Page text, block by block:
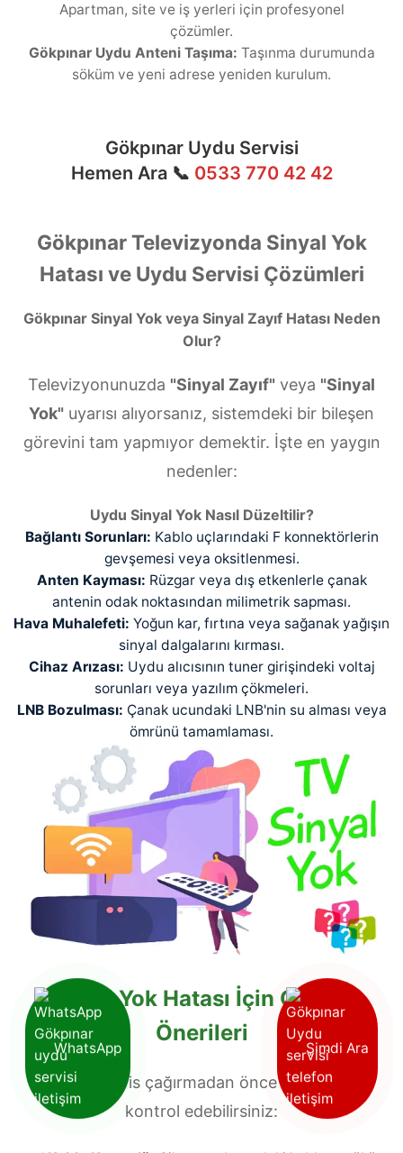
Apartman, site ve iş yerleri için profesyonel
çözümler.
Gökpınar Uydu Anteni Taşıma: Taşınma durumunda
söküm ve yeni adrese yeniden kurulum.
Gökpınar Uydu Servisi
Hemen Ara 📞 0533 770 42 42
Gökpınar Televizyonda Sinyal Yok
Hatası ve Uydu Servisi Çözümleri
Gökpınar Sinyal Yok veya Sinyal Zayıf Hatası Neden
Olur?
Televizyonunuzda "Sinyal Zayıf" veya "Sinyal
Yok" uyarısı alıyorsanız, sistemdeki bir bileşen
görevini tam yapmıyor demektir. İşte en yaygın
nedenler:
Uydu Sinyal Yok Nasıl Düzeltilir?
Bağlantı Sorunları: Kablo uçlarındaki F konnektörlerin
gevşemesi veya oksitlenmesi.
Anten Kayması: Rüzgar veya dış etkenlerle çanak
antenin odak noktasından milimetrik sapması.
Hava Muhalefeti: Yoğun kar, fırtına veya sağanak yağışın
sinyal dalgalarını kırması.
Cihaz Arızası: Uydu alıcısının tuner girişindeki voltaj
sorunları veya yazılım çökmeleri.
LNB Bozulması: Çanak ucundaki LNB'nin su alması veya
ömrünü tamamlaması.
Sinyal Yok Hatası İçin Çözüm
Önerileri
Teknik servis çağırmadan önce şu adımları
kontrol edebilirsiniz:
Şimdi Ara
WhatsApp